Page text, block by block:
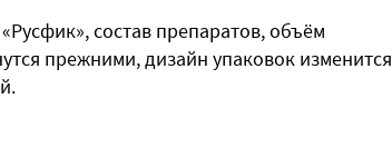
состав препаратов, объём
прежними, дизайн упаковок изменится